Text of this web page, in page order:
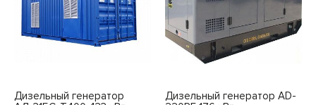
Дизельный генератор
Дизельный генератор AD-